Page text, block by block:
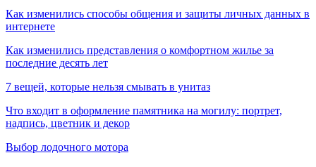
Как изменились способы общения и защиты личных данных в
интернете
Как изменились представления о комфортном жилье за
последние десять лет
7 вещей, которые нельзя смывать в унитаз
Что входит в оформление памятника на могилу: портрет,
надпись, цветник и декор
Выбор лодочного мотора